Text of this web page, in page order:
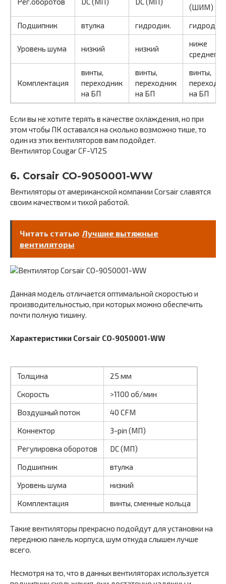
(ШИМ)
Подшипник
втулка гидродин. гидродин.
Уровень шума низкий низкий
ниже
среднего
Комплектация
винты,
переходник
на БП
винты,
переходник
на БП
винты,
на БП
Если вы не хотите терять в качестве охлаждения, но при
этом чтобы ПК оставался на сколько возможно тише, то
один из этих вентиляторов вам подойдет.
Вентилятор Cougar CF-V12S
6. Corsair CO-9050001-WW
Вентиляторы от американской компании Corsair славятся
своим качеством и тихой работой.
Читать статью Лучшие вытяжные
вентиляторы
Данная модель отличается оптимальной скоростью и
производительностью, при которых можно обеспечить
почти полную тишину.
Характеристики Corsair CO-9050001-WW
Толщина
25 мм
Скорость
>1100 об/мин
Воздушный поток
40 CFM
Коннектор
3-pin (МП)
Регулировка оборотов
DC (МП)
Подшипник
втулка
Уровень шума
низкий
Комплектация
винты, сменные кольца
Такие вентиляторы прекрасно подойдут для установки на
переднюю панель корпуса, шум откуда слышен лучше
всего.
Несмотря на то, что в данных вентиляторах используется